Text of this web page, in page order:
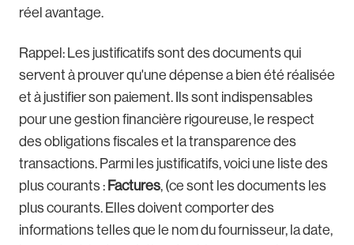
réel avantage.
Rappel: Les justificatifs sont des documents qui
servent à prouver qu'une dépense a bien été réalisée
et à justifier son paiement. Ils sont indispensables
pour une gestion financière rigoureuse, le respect
des obligations fiscales et la transparence des
transactions. Parmi les justificatifs, voici une liste des
plus courants : Factures, (ce sont les documents les
plus courants. Elles doivent comporter des
informations telles que le nom du fournisseur, la date,